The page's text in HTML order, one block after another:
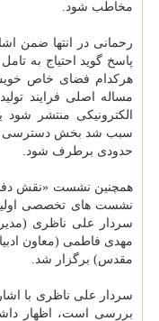
مخاطب شود.
رحمانی در انتها ضمن
پاسخ گوید احتیاج به
هرکدام فضای خاص خویش
مساله اصلی فرایند
الکترونیکی منتشر شود
سبب شد بخش دسترسی
حدودی برطرف شود.
همچنین نشست «نقش
نشست های تخصصی اولین
سردار علی ناظری
مهدی فاطمی (معاون
مقدس) برگزار شد.
سردار علی ناظری با
بررسی است، اظهار